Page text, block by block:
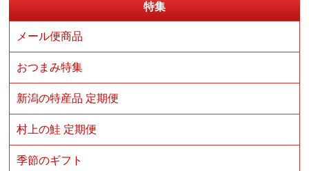
特集
メール便商品
おつまみ特集
新潟の特産品 定期便
村上の鮭 定期便
季節のギフト